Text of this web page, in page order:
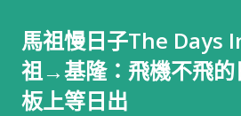
馬祖慢日子The Days
祖→基隆：飛機不飛的
板上等日出